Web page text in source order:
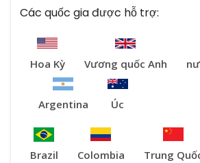
Các quốc gia được hỗ trợ:
Hoa Kỳ Vương quốc Anh
Argentina Úc
Brazil Colombia Trung